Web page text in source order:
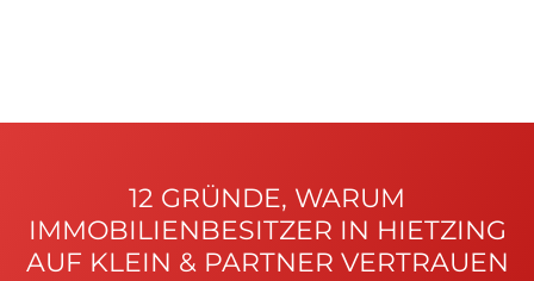
12 GRÜNDE, WARUM
IMMOBILIENBESITZER IN HIETZING
AUF KLEIN & PARTNER VERTRAUEN